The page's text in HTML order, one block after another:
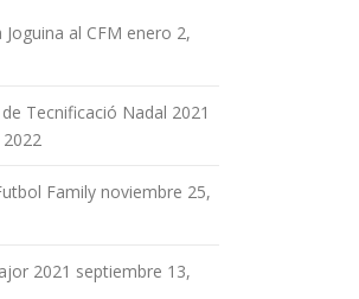
Joguina al CFM enero 2,
Tecnificació Nadal 2021
Family noviembre 25,
2021 septiembre 13,